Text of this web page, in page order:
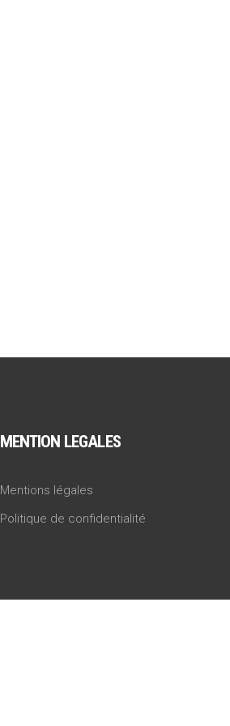
MENTION LEGALES
Mentions légales
Politique de confidentialité